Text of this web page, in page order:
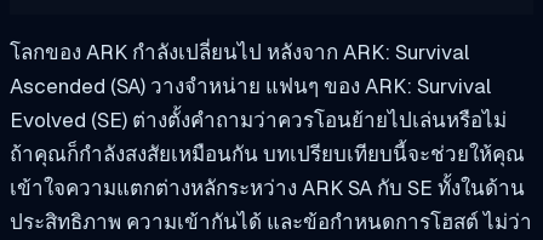
โลกของ ARK กำลังเปลี่ยนไป หลังจาก ARK: Survival
Ascended (SA) วางจำหน่าย แฟนๆ ของ ARK: Survival
Evolved (SE) ต่างตั้งคำถามว่าควรโอนย้ายไปเล่นหรือไม่
ถ้าคุณก็กำลังสงสัยเหมือนกัน บทเปรียบเทียบนี้จะช่วยให้คุณ
เข้าใจความแตกต่างหลักระหว่าง ARK SA กับ SE ทั้งในด้าน
ประสิทธิภาพ ความเข้ากันได้ และข้อกำหนดการโฮสต์ ไม่ว่า